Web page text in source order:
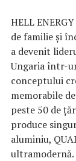
HELL
de familie și
a devenit
Ungaria într-
conceptului
memorabile
peste 50 de
produce
aluminiu,
ultramodernă.